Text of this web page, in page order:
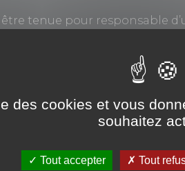
tenue pour responsable
hypertextes vers d’autres
le proprietaire du
des cookies et vous
souhaitez
Tout accepter Tout